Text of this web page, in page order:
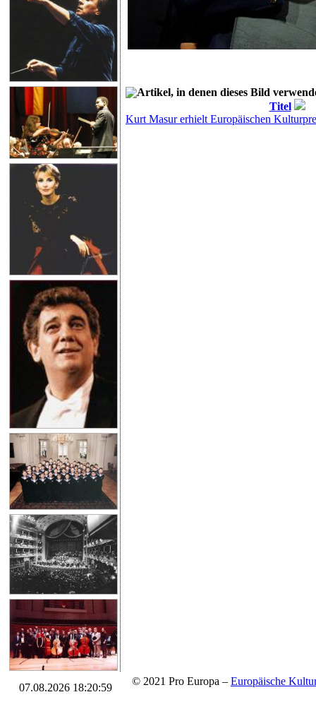
Artikel, in denen dieses Bild
Titel
Kurt Masur erhielt Europäischen
07.08.2026 18:20:59
© 2021 Pro Europa – Europäische